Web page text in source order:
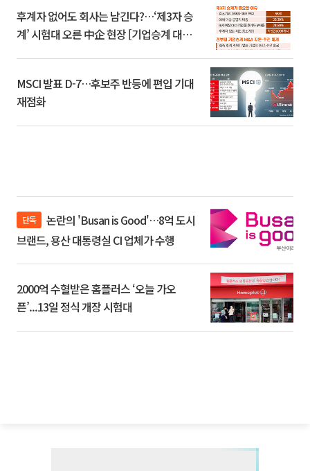
후계자 없어도 회사는 남긴다?…‘제3자 승
계’ 시험대 오른 中企 현장 [기업승계 대전
MSCI 발표 D-7…후보주 반등에 편입 기대
재점화
단독
브랜드, 용산 대통령실 CI 업체가 수행
2000억 수혈받은 홈플러스 ‘오늘 가오
픈’...13일 정식 개장 시험대